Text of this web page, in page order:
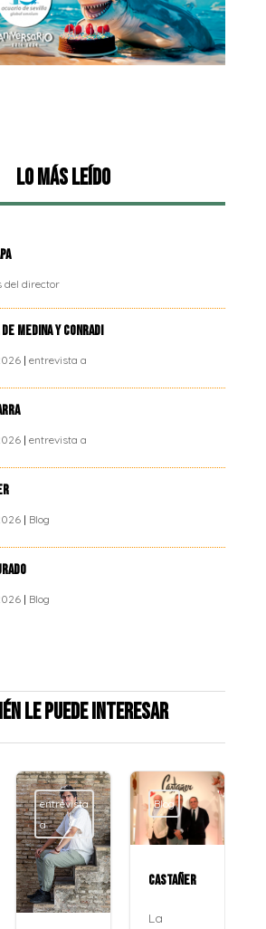
Lo más leído
del director
MEDINA Y CONRADI
| entrevista a
| entrevista a
| Blog
| Blog
le puede interesar
entrevista
a
Blog
CASTAÑER
La